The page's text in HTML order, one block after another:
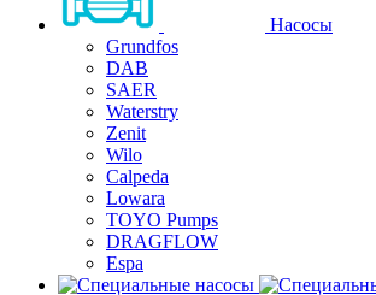
Насосы
Grundfos
DAB
SAER
Waterstry
Zenit
Wilo
Calpeda
Lowara
TOYO Pumps
DRAGFLOW
Espa